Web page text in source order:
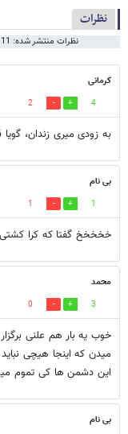
نظرات
نظرات منتشر شده: 11
کرمانی
4
2
به زودی میری زندان،
بی نام
1
1
خخخخخ گفتا که کرا
محمد
3
0
خوب یه بار هم علنی
میدن که اینجا هیچی
این دشمن ها کی تموم
بی نام